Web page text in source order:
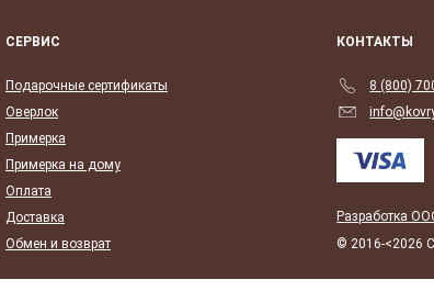
СЕРВИС
Подарочные сертификаты
Оверлок
Примерка
Примерка на дому
Оплата
Доставка
Обмен и возврат
КОНТАКТЫ
8 (800)
Разработка
© 2016-<2026